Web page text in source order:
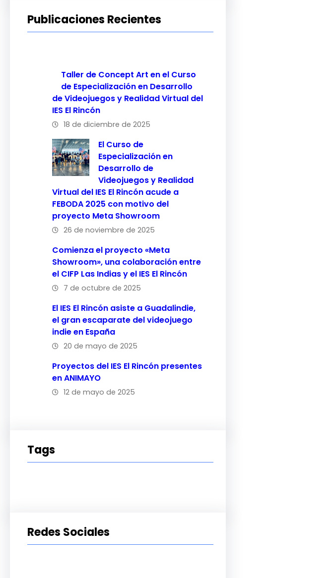
Publicaciones Recientes
Taller de Concept Art en el Curso
de Especialización en Desarrollo
de Videojuegos y Realidad Virtual del
IES El Rincón
18 de diciembre de 2025
El Curso de
Especialización en
Desarrollo de
Videojuegos y Realidad
Virtual del IES El Rincón acude a
FEBODA 2025 con motivo del
proyecto Meta Showroom
26 de noviembre de 2025
Comienza el proyecto «Meta
Showroom», una colaboración entre
el CIFP Las Indias y el IES El Rincón
7 de octubre de 2025
El IES El Rincón asiste a Guadalindie,
el gran escaparate del videojuego
indie en España
20 de mayo de 2025
Proyectos del IES El Rincón presentes
en ANIMAYO
12 de mayo de 2025
Tags
Redes Sociales